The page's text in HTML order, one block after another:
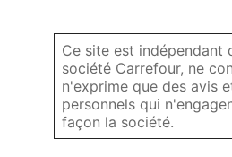
Ce site est indépendant
société Carrefour, ne
n'exprime que des avis
personnels qui
façon la société.